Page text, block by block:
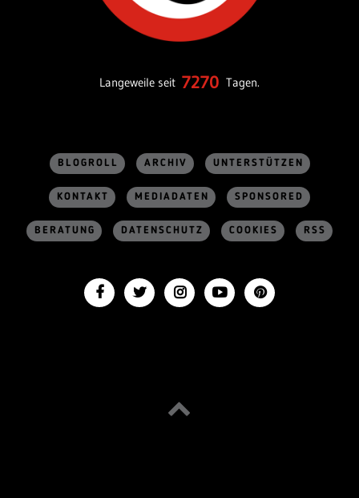
Langeweile seit 7270 Tagen.
BLOGROLL ARCHIV UNTERSTÜTZEN
KONTAKT MEDIADATEN SPONSORED
BERATUNG DATENSCHUTZ COOKIES RSS